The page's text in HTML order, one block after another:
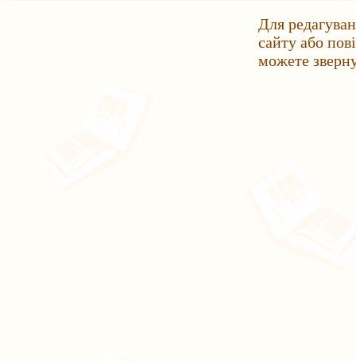
Для
сайту або
можете